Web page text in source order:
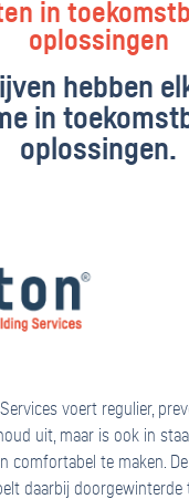
in
oplossingen
hebben
in
oplossingen.
voert regulier,
uit, maar is ook in
comfortabel te maken.
daarbij doorgewinterde